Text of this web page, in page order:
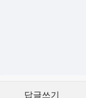
답글쓰기